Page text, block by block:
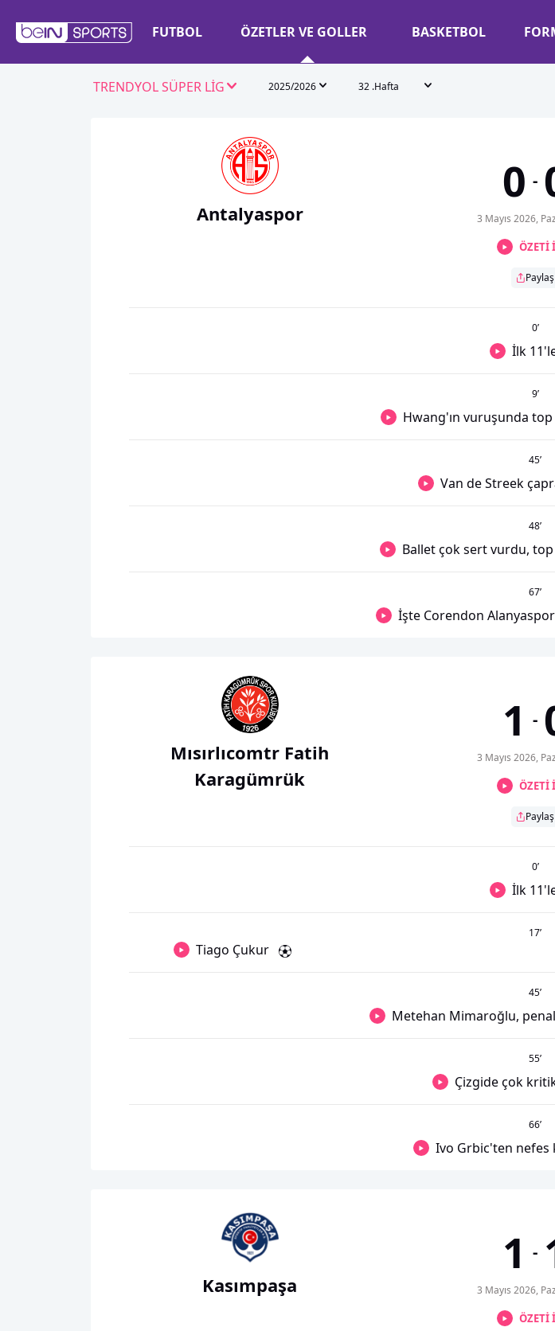
FUTBOL ÖZETLER VE GOLLER BASKETBOL
TRENDYOL SÜPER LİG 2025/2026 32 .Hafta
Antalyaspor
0 -
3 Mayıs 2026,
ÖZETİ
Paylaş
0’
İlk
9’
Hwang'ın vuruşunda top
45’
Van de Streek
48’
Ballet çok sert vurdu, top
67’
İşte Corendon
Mısırlıcomtr Fatih
Karagümrük
1 -
3 Mayıs 2026,
ÖZETİ
Paylaş
0’
İlk
17’
Tiago Çukur
45’
Metehan Mimaroğlu,
55’
Çizgide çok
66’
Ivo Grbic'ten nefes
Kasımpaşa
1 -
3 Mayıs 2026,
ÖZETİ